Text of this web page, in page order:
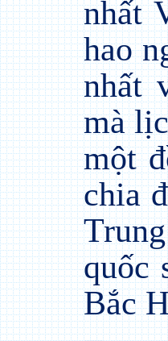
nhất
hao
nhất
mà
một
chia
quốc
Bắc